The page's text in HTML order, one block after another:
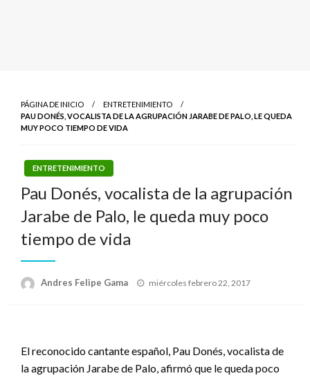
PÁGINA DE INICIO
ENTRETENIMIENTO
PAU DONÉS, VOCALISTA DE LA AGRUPACIÓN JARABE DE PALO, LE QUEDA
MUY POCO TIEMPO DE VIDA
ENTRETENIMIENTO
Pau Donés, vocalista de la agrupación
Jarabe de Palo, le queda muy poco
tiempo de vida
Andres Felipe Gama
Publicado
miércoles febrero 22, 2017
El reconocido cantante español, Pau Donés, vocalista de
la agrupación Jarabe de Palo, afirmó que le queda poco